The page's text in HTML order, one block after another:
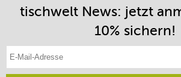
tischwelt News: jetzt
10% sichern!